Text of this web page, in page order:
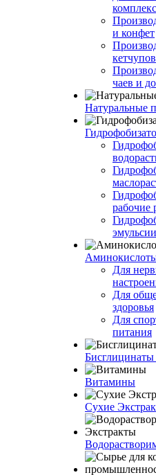
и конфет
кетчупов
чаев и
Натуральные
рабочие
эмульсии
Для
Для
здоровья
Для
питания
Витамины
Сухие